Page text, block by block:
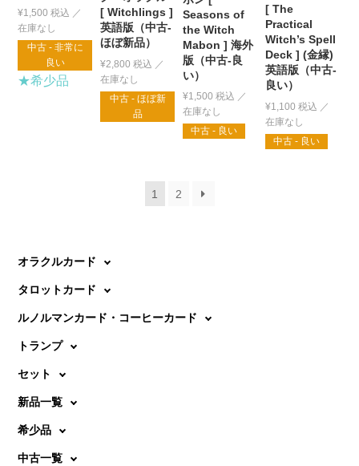
¥1,500 税込
中古 - 非常に
良い
★希少品
[ Witchlings ]
英語版（中古-
ほぼ新品）
¥2,800 税込
中古 - ほぼ新
品
Seasons of
the Witch
Mabon ] 海外
版（中古-良
い）
¥1,500 税込
中古 - 良い
[ The
Practical
Witch’s Spell
Deck ] (金縁)
英語版（中古-
良い）
¥1,100 税込
中古 - 良い
1 2
オラクルカード
タロットカード
ルノルマンカード・コーヒーカード
トランプ
セット
新品一覧
希少品
中古一覧